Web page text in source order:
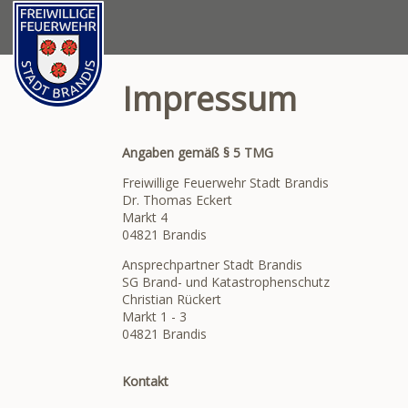
Impressum
Angaben gemäß § 5 TMG
Freiwillige Feuerwehr Stadt Brandis
Dr. Thomas Eckert
Markt 4
04821 Brandis
Ansprechpartner Stadt Brandis
SG Brand- und Katastrophenschutz
Christian Rückert
Markt 1 - 3
04821 Brandis
Kontakt